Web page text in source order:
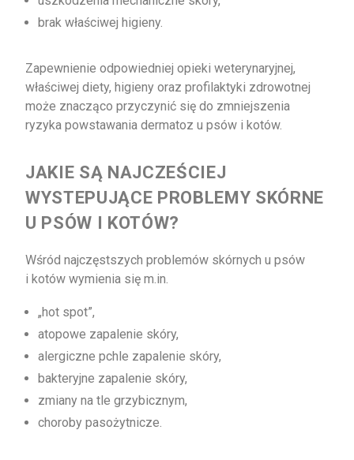
brak właściwej higieny.
Zapewnienie odpowiedniej opieki weterynaryjnej,
właściwej diety, higieny oraz profilaktyki zdrowotnej
może znacząco przyczynić się do zmniejszenia
ryzyka powstawania dermatoz u psów i kotów.
JAKIE SĄ NAJCZEŚCIEJ
WYSTEPUJĄCE PROBLEMY SKÓRNE
U PSÓW I KOTÓW?
Wśród najczęstszych problemów skórnych u psów
i kotów wymienia się m.in.
„hot spot”,
atopowe zapalenie skóry,
alergiczne pchle zapalenie skóry,
bakteryjne zapalenie skóry,
zmiany na tle grzybicznym,
choroby pasożytnicze.